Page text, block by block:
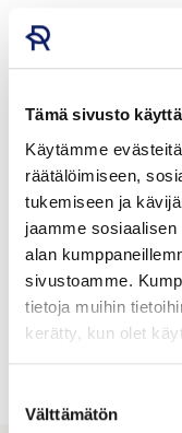
Tämä sivusto
Käytämme
räätälöimiseen,
tukemiseen ja
jaamme
alan
sivustoamme.
tietoja muihin
kerätty, kun olet
valinta
Välttämätön
Hae yrityksen tuotteita
Tuotteet